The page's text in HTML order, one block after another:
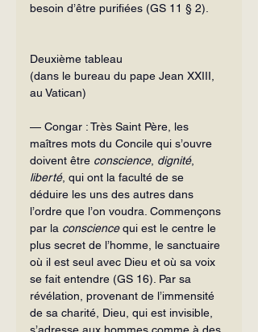
besoin d’être purifiées (GS 11 § 2).
Deuxième tableau
(dans le bureau du pape Jean XXIII,
au Vatican)
— Congar : Très Saint Père, les
maîtres mots du Concile qui s’ouvre
doivent être conscience, dignité,
liberté, qui ont la faculté de se
déduire les uns des autres dans
l’ordre que l’on voudra. Commençons
par la conscience qui est le centre le
plus secret de l’homme, le sanctuaire
où il est seul avec Dieu et où sa voix
se fait entendre (GS 16). Par sa
révélation, provenant de l’immensité
de sa charité, Dieu, qui est invisible,
s’adresse aux hommes comme à des